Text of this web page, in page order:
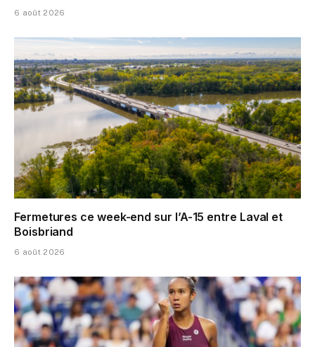
6 août 2026
Fermetures ce week-end sur l’A-15 entre Laval et
Boisbriand
6 août 2026